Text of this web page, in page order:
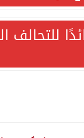
للتحالف